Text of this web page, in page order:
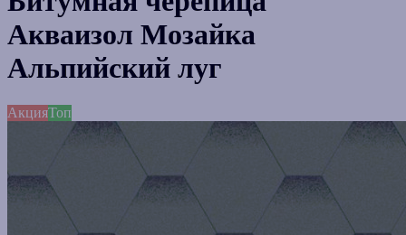
Акваизол Мозайка
Альпийский луг
АкцияТоп